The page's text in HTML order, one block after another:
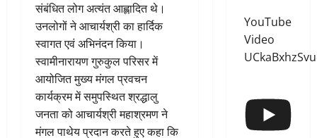
संबंधित लोग अत्यंत आह्लादित थे।
उनलोगों ने आचार्यश्री का हार्दिक
स्वागत एवं अभिनंदन किया।
स्वामीनारायण गुरुकुल परिसर में
आयोजित मुख्य मंगल प्रवचन
कार्यक्रम में समुपस्थित श्रद्धालु
जनता को आचार्यश्री महाश्रमण ने
मंगल पाथेय प्रदान करते हुए कहा कि
YouTube
Video